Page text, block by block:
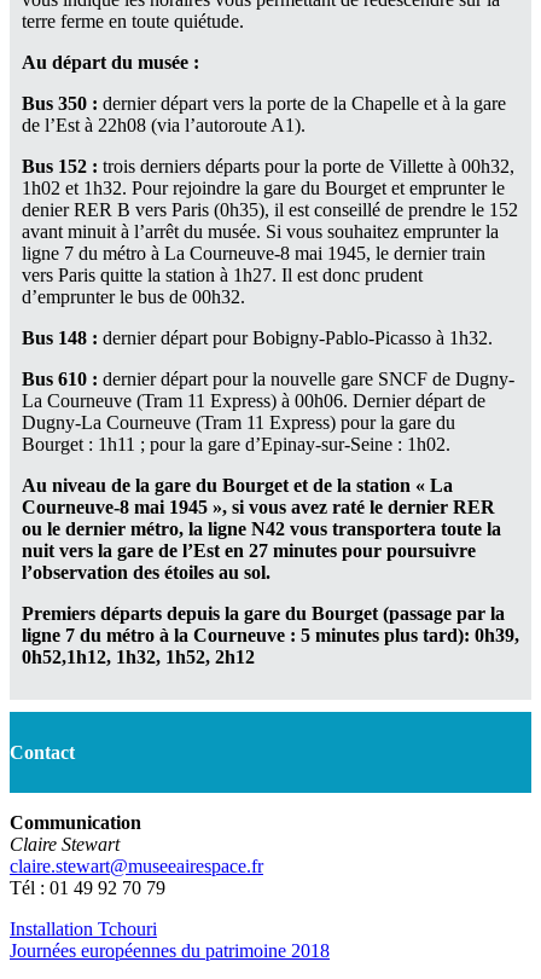
terre ferme en toute quiétude.
Au départ du musée :
Bus 350 : dernier départ vers la porte de la Chapelle et à la gare
de l’Est à 22h08 (via l’autoroute A1).
Bus 152 : trois derniers départs pour la porte de Villette à 00h32,
1h02 et 1h32. Pour rejoindre la gare du Bourget et emprunter le
denier RER B vers Paris (0h35), il est conseillé de prendre le 152
avant minuit à l’arrêt du musée. Si vous souhaitez emprunter la
ligne 7 du métro à La Courneuve-8 mai 1945, le dernier train
vers Paris quitte la station à 1h27. Il est donc prudent
d’emprunter le bus de 00h32.
Bus 148 : dernier départ pour Bobigny-Pablo-Picasso à 1h32.
Bus 610 : dernier départ pour la nouvelle gare SNCF de Dugny-
La Courneuve (Tram 11 Express) à 00h06. Dernier départ de
Dugny-La Courneuve (Tram 11 Express) pour la gare du
Bourget : 1h11 ; pour la gare d’Epinay-sur-Seine : 1h02.
Au niveau de la gare du Bourget et de la station « La
Courneuve-8 mai 1945 », si vous avez raté le dernier RER
ou le dernier métro, la ligne N42 vous transportera toute la
nuit vers la gare de l’Est en 27 minutes pour poursuivre
l’observation des étoiles au sol.
Premiers départs depuis la gare du Bourget (passage par la
ligne 7 du métro à la Courneuve : 5 minutes plus tard): 0h39,
0h52,1h12, 1h32, 1h52, 2h12
Contact
Communication
Claire Stewart
claire.stewart@museeairespace.fr
Tél : 01 49 92 70 79
Installation Tchouri
Journées européennes du patrimoine 2018